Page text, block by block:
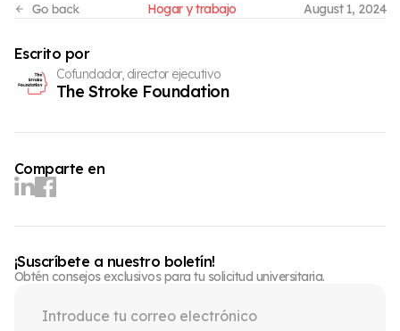
Hogar y trabajo August 1, 2024
Escrito por
Cofundador, director ejecutivo
The Stroke Foundation
Comparte en
¡Suscríbete a nuestro boletín!
Obtén consejos exclusivos para tu solicitud universitaria.